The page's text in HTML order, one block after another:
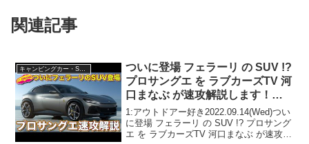
関連記事
キャンピングカー・SUV人気車種
ついに登場 フェラーリ の SUV !?
プロサングエ を ラブカーズTV 河
口まなぶ が速攻解説します！
【1.5倍速視聴推奨】
1:アウトドアー好き2022.09.14(Wed)つい
に登場 フェラーリ の SUV !? プロサング
エ を ラブカーズTV 河口まなぶ が速攻解